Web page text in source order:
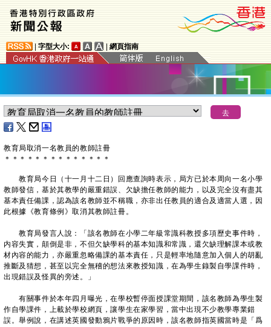
字型大小: 網頁指南
教育局取消一名教員的教師註冊
＊ ＊ ＊ ＊ ＊ ＊ ＊ ＊ ＊ ＊ ＊ ＊ ＊ ＊
教育局今日（十一月十二日）回應查詢時表示，局方已於本周向一名小學
教師發信，基於其教學的嚴重錯誤、欠缺擔任教師的能力，以及完全沒有盡其
基本責任備課，認為該名教師並不稱職，亦非出任教員的適合及適當人選，因
此根據《教育條例》取消其教師註冊。
教育局發言人說：「該名教師在小學二年級常識科教授多項歷史事件時，
内容失實，顛倒是非，不但欠缺學科的基本知識和常識，還欠缺理解課本或教
材內容的能力，亦嚴重忽略備課的基本責任，只是輕率地隨意加入個人的胡亂
推斷及猜想，甚至以完全無稽的想法來教授知識，在為學生錄製自學課件時，
出現錯誤及怪異的旁述。」
有關事件於本年四月曝光，在學校暫停面授課堂期間，該名教師為學生製
作自學課件，上載於學校網頁，讓學生在家學習，當中出現不少教學專業錯
誤。舉例說，在講述英國發動鴉片戰爭的原因時，該名教師指英國當時是「爲